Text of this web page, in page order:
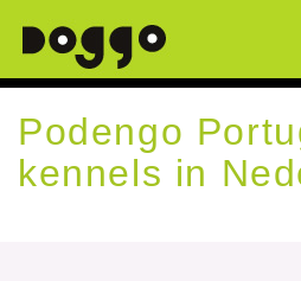
Podengo
kennels in